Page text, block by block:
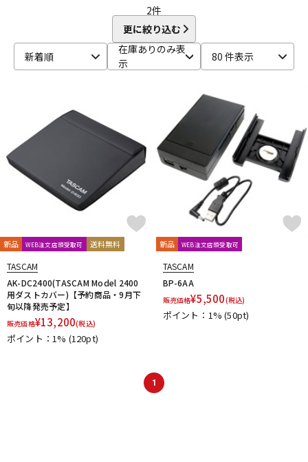
ベース ウクレレ
ドラム パーカッション
電子ピアノ
その他楽器
DTM
2件
更に絞り込む
新着順
在庫ありのみ表
示
80 件表示
新品 WEB注文店頭受取可 送料無料
TASCAM
AK-DC2400(TASCAM Model 2400
用ダストカバー)【予約商品・9月下
旬以降発売予定】
販売価格¥13,200(税込)
ポイント：1% (120pt)
新品 WEB注文店頭受取可
TASCAM
BP-6AA
販売価格¥5,500(税込)
ポイント：1%(50pt)
1